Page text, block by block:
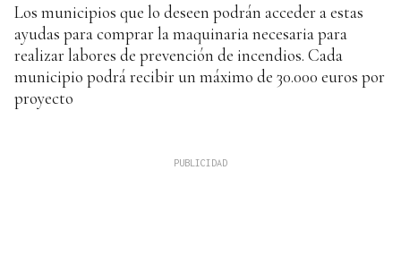
Los municipios que lo deseen podrán acceder a estas
ayudas para comprar la maquinaria necesaria para
realizar labores de prevención de incendios. Cada
municipio podrá recibir un máximo de 30.000 euros por
proyecto